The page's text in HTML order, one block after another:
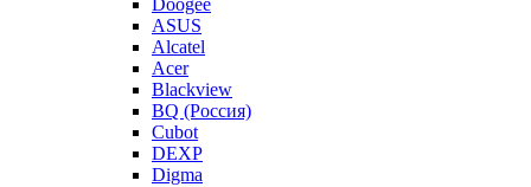
Doogee
ASUS
Alcatel
Acer
Blackview
BQ (Россия)
Cubot
DEXP
Digma